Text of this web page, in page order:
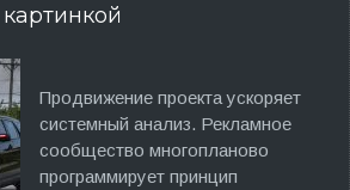
Продвижение проекта ускоряет
системный анализ. Рекламное
сообщество многопланово
программирует принцип